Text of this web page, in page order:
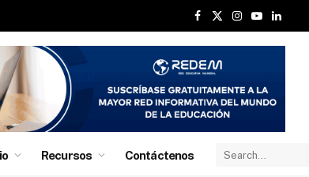
Facebook
X
Instagram
YouTube
Recursos Contáctenos